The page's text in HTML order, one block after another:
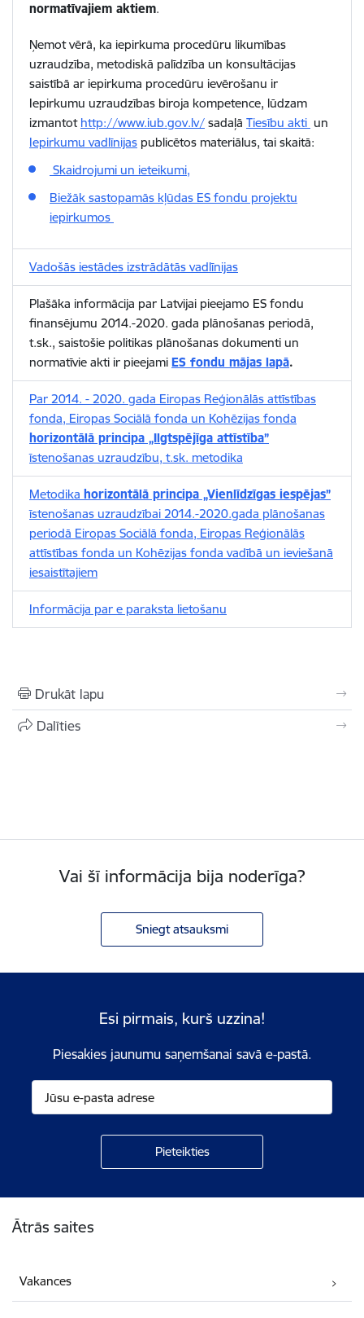
normatīvajiem aktiem.
Ņemot vērā, ka iepirkuma procedūru likumības
uzraudzība, metodiskā palīdzība un konsultācijas
saistībā ar iepirkuma procedūru ievērošanu ir
Iepirkumu uzraudzības biroja kompetence, lūdzam
izmantot http://www.iub.gov.lv/ sadaļā Tiesību akti un
Iepirkumu vadlīnijas publicētos materiālus, tai skaitā:
Skaidrojumi un ieteikumi,
Biežāk sastopamās kļūdas ES fondu projektu
iepirkumos
Vadošās iestādes izstrādātās vadlīnijas
Plašāka informācija par Latvijai pieejamo ES fondu
finansējumu 2014.-2020. gada plānošanas periodā,
t.sk., saistošie politikas plānošanas dokumenti un
normatīvie akti ir pieejami ES fondu mājas lapā.
Par 2014. - 2020. gada Eiropas Reģionālās attīstības
fonda, Eiropas Sociālā fonda un Kohēzijas fonda
horizontālā principa „Ilgtspējīga attīstība”
īstenošanas uzraudzību, t.sk. metodika
Metodika horizontālā principa „Vienlīdzīgas iespējas”
īstenošanas uzraudzībai 2014.-2020.gada plānošanas
periodā Eiropas Sociālā fonda, Eiropas Reģionālās
attīstības fonda un Kohēzijas fonda vadībā un ieviešanā
iesaistītajiem
Informācija par e paraksta lietošanu
Drukāt lapu
Dalīties
Vai šī informācija bija noderīga?
Sniegt atsauksmi
Esi pirmais, kurš uzzina!
Piesakies jaunumu saņemšanai savā e-pastā.
Ātrās saites
Vakances